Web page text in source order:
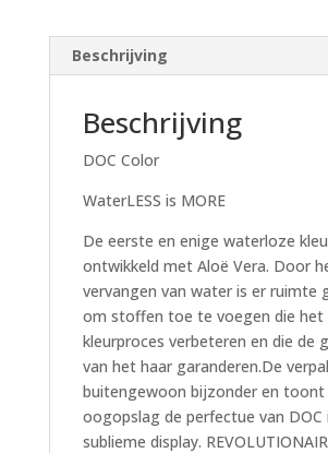
Beschrijving
Beschrijving
DOC Color
WaterLESS is MORE
De eerste en enige waterloze
ontwikkeld met Aloë Vera. Door
vervangen van water is er ruimte
om stoffen toe te voegen die het
kleurproces verbeteren en die de
van het haar garanderen.De
buitengewoon bijzonder en toont
oogopslag de perfectue van DOC
sublieme display.